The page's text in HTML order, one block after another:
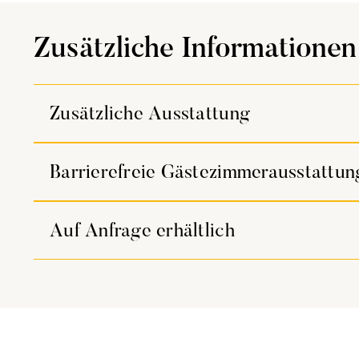
Zusätzliche Informationen
Zusätzliche Ausstattung
Barrierefreie
Auf Anfrage erhältlich